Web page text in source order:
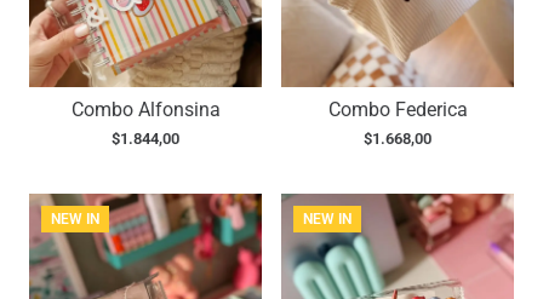
Combo Alfonsina
$1.844,00
Combo Federica
$1.668,00
NEW IN NEW IN